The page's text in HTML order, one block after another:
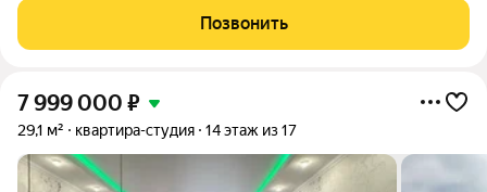
продумано все до мелочей: - Гардеробная: вместительная и
удобная - Санузел:
Позвонить
7 999 000 ₽
29,1 м² квартира-студия 14 этаж из 17